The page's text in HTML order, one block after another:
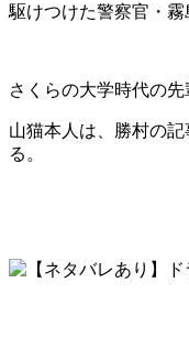
駆けつけた警察官・
さくらの大学時代の
山猫本人は、勝村の
る。